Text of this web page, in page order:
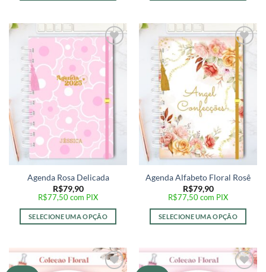
Adicionar
a lista de
desejos
Agenda Rosa Delicada
R$79,90
R$77,50com PIX
SELECIONE UMA OPÇÃO
Adicionar
a lista de
desejos
Agenda Alfabeto Floral Rosê
R$79,90
R$77,50com PIX
SELECIONE UMA OPÇÃO